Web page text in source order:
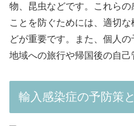
物、昆虫などです。これら
ことを防ぐためには、適切
どが重要です。また、個人
地域への旅行や帰国後の自己
輸入感染症の予防策